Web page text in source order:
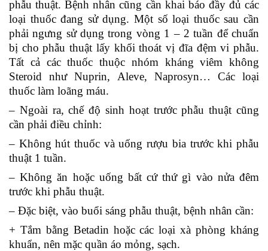
phẫu thuật. Bệnh nhân cũng cần khai báo đầy đủ các
loại thuốc đang sử dụng. Một số loại thuốc sau cần
phải ngưng sử dụng trong vòng 1 – 2 tuần để chuẩn
bị cho phẫu thuật lấy khối thoát vị đĩa đệm vi phẫu.
Tất cả các thuốc thuộc nhóm kháng viêm không
Steroid như Nuprin, Aleve, Naprosyn… Các loại
thuốc làm loãng máu.
– Ngoài ra, chế độ sinh hoạt trước phẫu thuật cũng
cần phải điều chỉnh:
– Không hút thuốc và uống rượu bia trước khi phẫu
thuật 1 tuần.
– Không ăn hoặc uống bất cứ thứ gì vào nửa đêm
trước khi phẫu thuật.
– Đặc biệt, vào buổi sáng phẫu thuật, bệnh nhân cần:
+ Tắm bằng Betadin hoặc các loại xà phòng kháng
khuẩn, nên mặc quần áo mỏng, sạch.